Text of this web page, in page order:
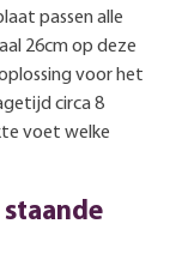
passen alle
26cm op deze
voor het
circa 8
voet welke
staande